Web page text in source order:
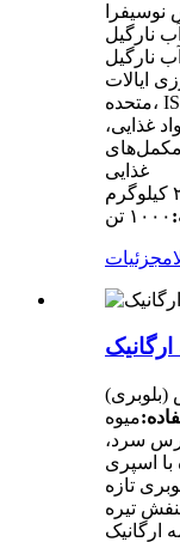
نارگیل
آب نارگیل
ایالات
غذایی،
غذایی
۱۰۰۰ تن
جزئیات
(بلوبری)
میوه
سرد،
اسپری
تازه
تیره
ارگانیک